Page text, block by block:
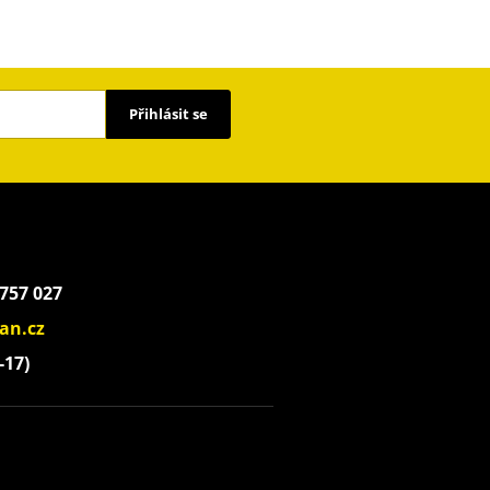
Přihlásit se
027
17)